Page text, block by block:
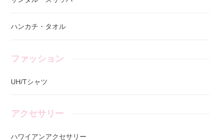
ハンカチ・タオル
ファッション
UH/Tシャツ
アクセサリー
ハワイアンアクセサリー